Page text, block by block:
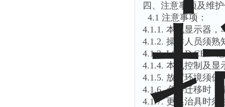
四、注意事项及维
4.1 注意事项：
4.1.1. 本机显示器，
4.1.2. 操作人员须熟
4.1.3. LOAD CELL
4.1.4. 本机控制及
4.1.5. 放置环境须保
4.1.6. 必要迁移时，
4.1.7. 更换治具时须